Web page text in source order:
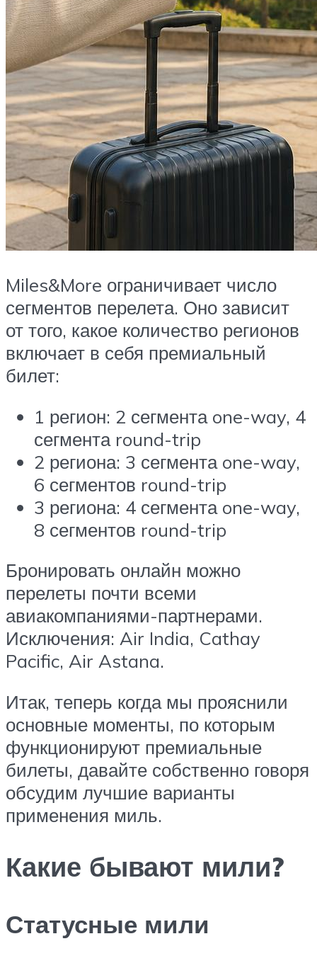
Miles&More ограничивает число
сегментов перелета. Оно зависит
от того, какое количество регионов
включает в себя премиальный
билет:
1 регион: 2 сегмента one-way, 4
сегмента round-trip
2 региона: 3 сегмента one-way,
6 сегментов round-trip
3 региона: 4 сегмента one-way,
8 сегментов round-trip
Бронировать онлайн можно
перелеты почти всеми
авиакомпаниями-партнерами.
Исключения: Air India, Cathay
Pacific, Air Astana.
Итак, теперь когда мы прояснили
основные моменты, по которым
функционируют премиальные
билеты, давайте собственно говоря
обсудим лучшие варианты
применения миль.
Какие бывают мили?
Статусные мили